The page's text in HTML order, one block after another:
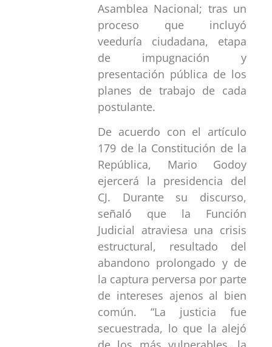
Asamblea Nacional; tras un
proceso que incluyó
veeduría ciudadana, etapa
de impugnación y
presentación pública de los
planes de trabajo de cada
postulante.
De acuerdo con el artículo
179 de la Constitución de la
República, Mario Godoy
ejercerá la presidencia del
CJ. Durante su discurso,
señaló que la Función
Judicial atraviesa una crisis
estructural, resultado del
abandono prolongado y de
la captura perversa por parte
de intereses ajenos al bien
común. “La justicia fue
secuestrada, lo que la alejó